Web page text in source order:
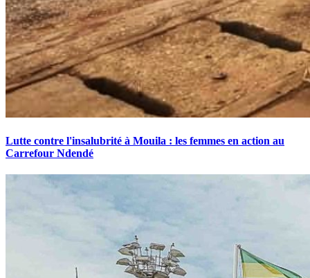
Lutte contre l'insalubrité à Mouila : les femmes en action au
Carrefour Ndendé